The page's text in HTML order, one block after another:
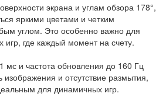
экрана и углам обзора 178°,
яркими цветами и четким
углом. Это особенно важно для
игр, где каждый момент на счету.
мс и частота обновления до 160 Гц
изображения и отсутствие размытия,
для динамичных игр.